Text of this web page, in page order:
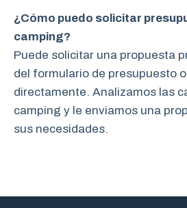
¿Cómo puedo solicitar
camping?
Puede solicitar una propuesta
del formulario de presupuesto
directamente. Analizamos las
camping y le enviamos una
sus necesidades.